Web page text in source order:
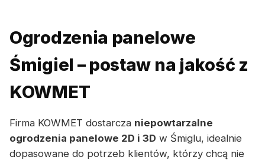
Ogrodzenia panelowe
Śmigiel – postaw na jakość z
KOWMET
Firma KOWMET dostarcza niepowtarzalne
ogrodzenia panelowe 2D i 3D w Śmiglu, idealnie
dopasowane do potrzeb klientów, którzy chcą nie